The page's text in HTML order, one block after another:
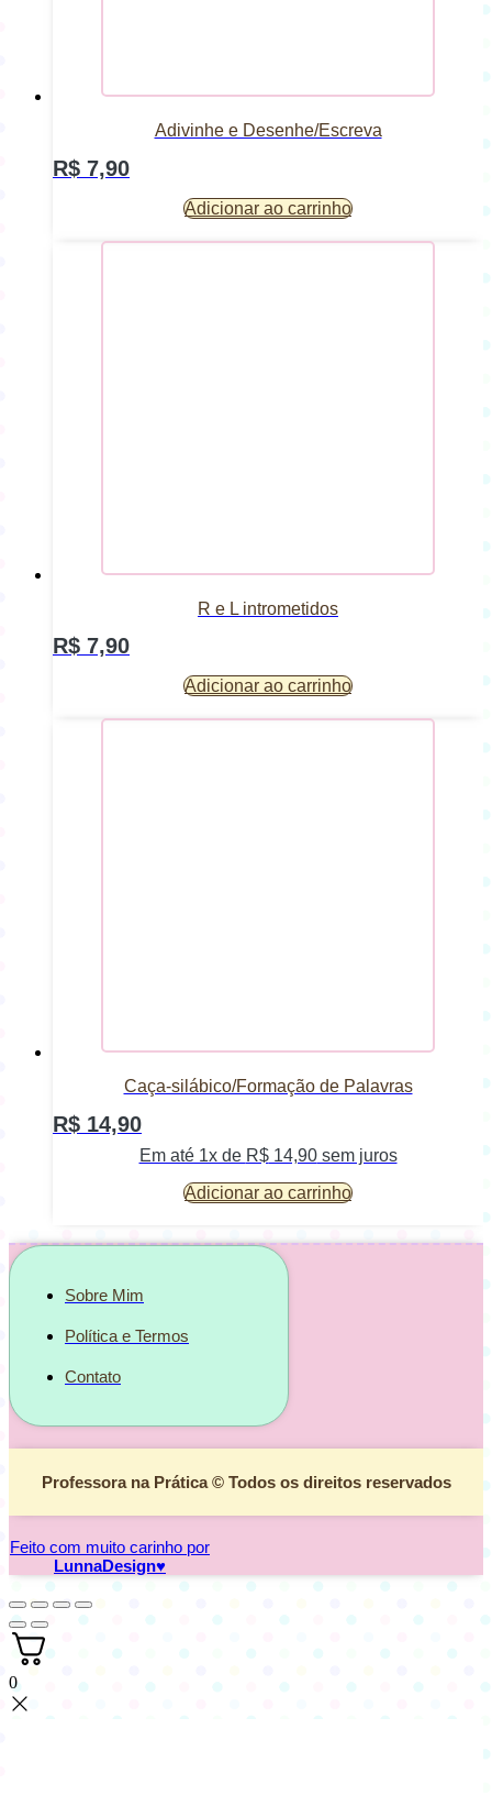
Adivinhe e Desenhe/Escreva
R$ 7,90
Adicionar ao carrinho
R e L intrometidos
R$ 7,90
Adicionar ao carrinho
Caça-silábico/Formação de Palavras
R$ 14,90
Em até 1x de R$14,90sem juros
Adicionar ao carrinho
Sobre Mim
Política e Termos
Contato
Professora na Prática © Todos os direitos reservados
Feito com muito carinho por
LunnaDesign♥
0